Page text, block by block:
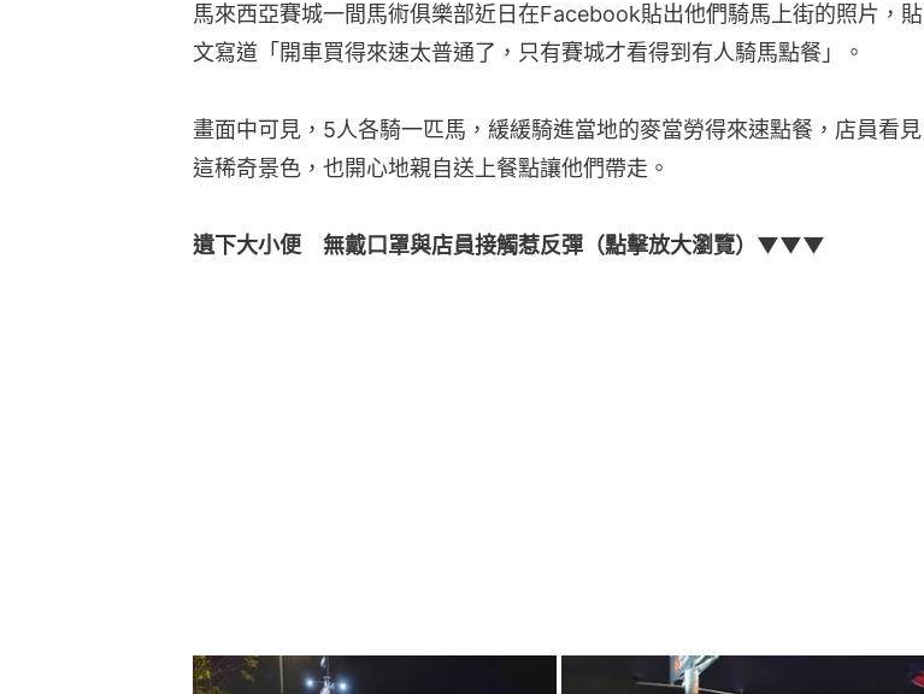
馬來西亞賽城一間馬術俱樂部近日在Facebook貼出他們騎馬上街的照片，貼
文寫道「開車買得來速太普通了，只有賽城才看得到有人騎馬點餐」。
畫面中可見，5人各騎一匹馬，緩緩騎進當地的麥當勞得來速點餐，店員看見
這稀奇景色，也開心地親自送上餐點讓他們帶走。
遺下大小便　無戴口罩與店員接觸惹反彈（點擊放大瀏覽）▼▼▼